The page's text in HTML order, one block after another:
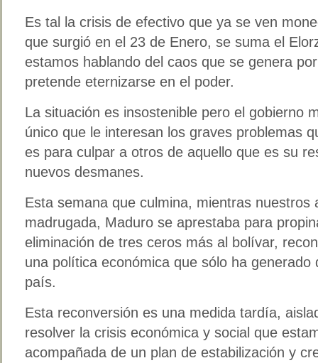
Es tal la crisis de efectivo que ya se ven
que surgió en el 23 de Enero, se suma el
estamos hablando del caos que se genera
pretende eternizarse en el poder.
La situación es insostenible pero el gobierno
único que le interesan los graves problemas
es para culpar a otros de aquello que es su
nuevos desmanes.
Esta semana que culmina, mientras nuestros
madrugada, Maduro se aprestaba para
eliminación de tres ceros más al bolívar,
una política económica que sólo ha
país.
Esta reconversión es una medida tardía,
resolver la crisis económica y social que
acompañada de un plan de estabilización y